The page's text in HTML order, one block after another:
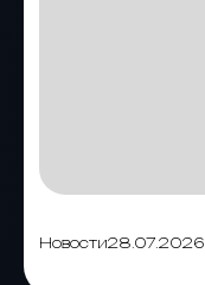
Новости28.07.2026